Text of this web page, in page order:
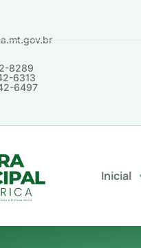
8289
6313
6497
Inicial